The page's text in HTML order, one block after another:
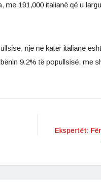
me 191,000 italianë që u
një në katër italianë
9.2% të popullsisë, me
Ekspertët: